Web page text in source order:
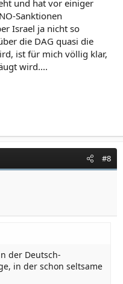
und hat vor einiger
Sanktionen
Israel ja nicht so
die DAG quasi die
ist für mich völlig klar,
wird....
#8
der Deutsch-
in der schon seltsame